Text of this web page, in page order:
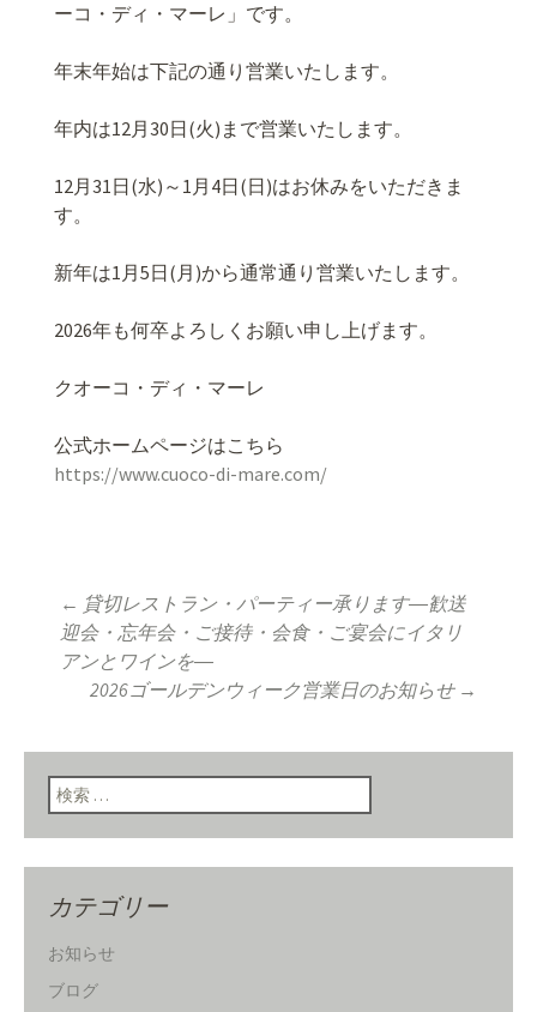
ーコ・ディ・マーレ」です。
年末年始は下記の通り営業いたします。
年内は12月30日(火)まで営業いたします。
12月31日(水)～1月4日(日)はお休みをいただきま
す。
新年は1月5日(月)から通常通り営業いたします。
2026年も何卒よろしくお願い申し上げます。
クオーコ・ディ・マーレ
公式ホームページはこちら
https://www.cuoco-di-mare.com/
投稿ナビゲーショ
ン
← 貸切レストラン・パーティー承ります―歓送
迎会・忘年会・ご接待・会食・ご宴会にイタリ
アンとワインを―
2026ゴールデンウィーク営業日のお知らせ →
検索:
カテゴリー
お知らせ
ブログ